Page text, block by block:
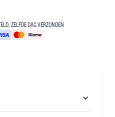
ZELFDE DAG VERZONDEN